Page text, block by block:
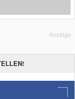
Anzeige